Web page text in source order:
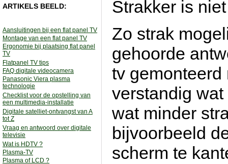
ARTIKELS BEELD:
Aansluitingen bij een flat panel TV
Montage van een flat panel TV
Ergonomie bij plaatsing flat panel
TV
Flatpanel TV tips
FAQ digitale videocamera
Panasonic Viera plasma
technologie
Checklist voor de opstelling van
een multimedia-installatie
Digitale satelliet-ontvangst van A
tot Z
Vraag en antwoord over digitale
televisie
Wat is HDTV ?
Plasma-TV
Plasma of LCD ?
Strakker is
Zo strak
gehoorde
tv gemonteerd
verstandig
wat minder
bijvoorbeeld
scherm te